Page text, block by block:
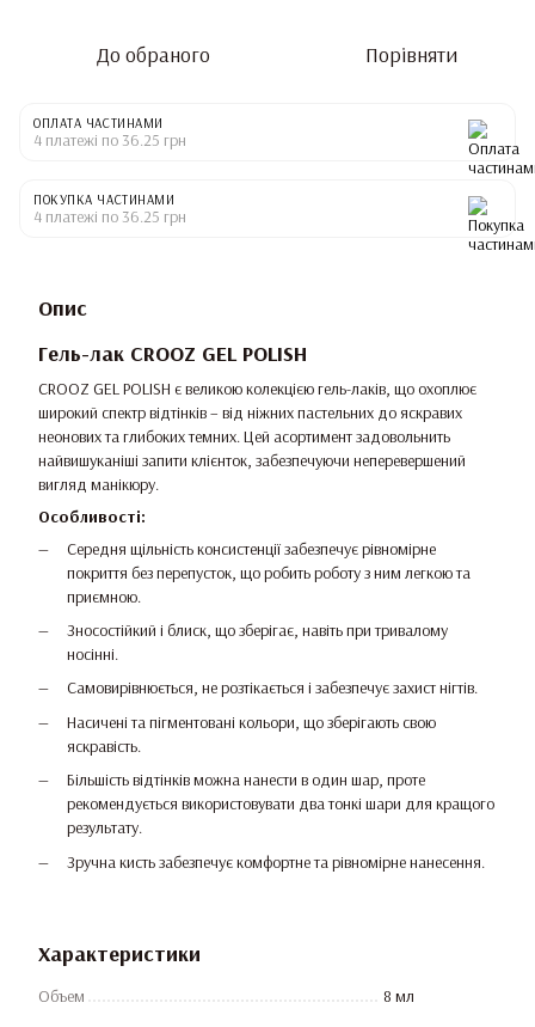
До обраного Порівняти
ОПЛАТА ЧАСТИНАМИ
4 платежі по 36.25 грн
ПОКУПКА ЧАСТИНАМИ
4 платежі по 36.25 грн
Опис
Гель-лак CROOZ GEL POLISH
CROOZ GEL POLISH є великою колекцією гель-лаків, що охоплює
широкий спектр відтінків – від ніжних пастельних до яскравих
неонових та глибоких темних. Цей асортимент задовольнить
найвишуканіші запити клієнток, забезпечуючи неперевершений
вигляд манікюру.
Особливості:
Середня щільність консистенції забезпечує рівномірне
покриття без перепусток, що робить роботу з ним легкою та
приємною.
Зносостійкий і блиск, що зберігає, навіть при тривалому
носінні.
Самовирівнюється, не розтікається і забезпечує захист нігтів.
Насичені та пігментовані кольори, що зберігають свою
яскравість.
Більшість відтінків можна нанести в один шар, проте
рекомендується використовувати два тонкі шари для кращого
результату.
Зручна кисть забезпечує комфортне та рівномірне нанесення.
Характеристики
Объем 8 мл